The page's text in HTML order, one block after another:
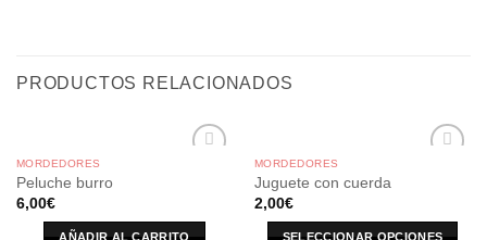
PRODUCTOS RELACIONADOS
MORDEDORES
Peluche burro
6,00€
AÑADIR AL CARRITO
MORDEDORES
Juguete con cuerda
2,00€
SELECCIONAR OPCIONES